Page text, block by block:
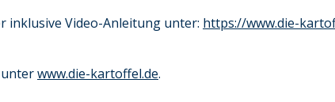
inklusive Video-Anleitung unter: https://www.die-
www.die-kartoffel.de.